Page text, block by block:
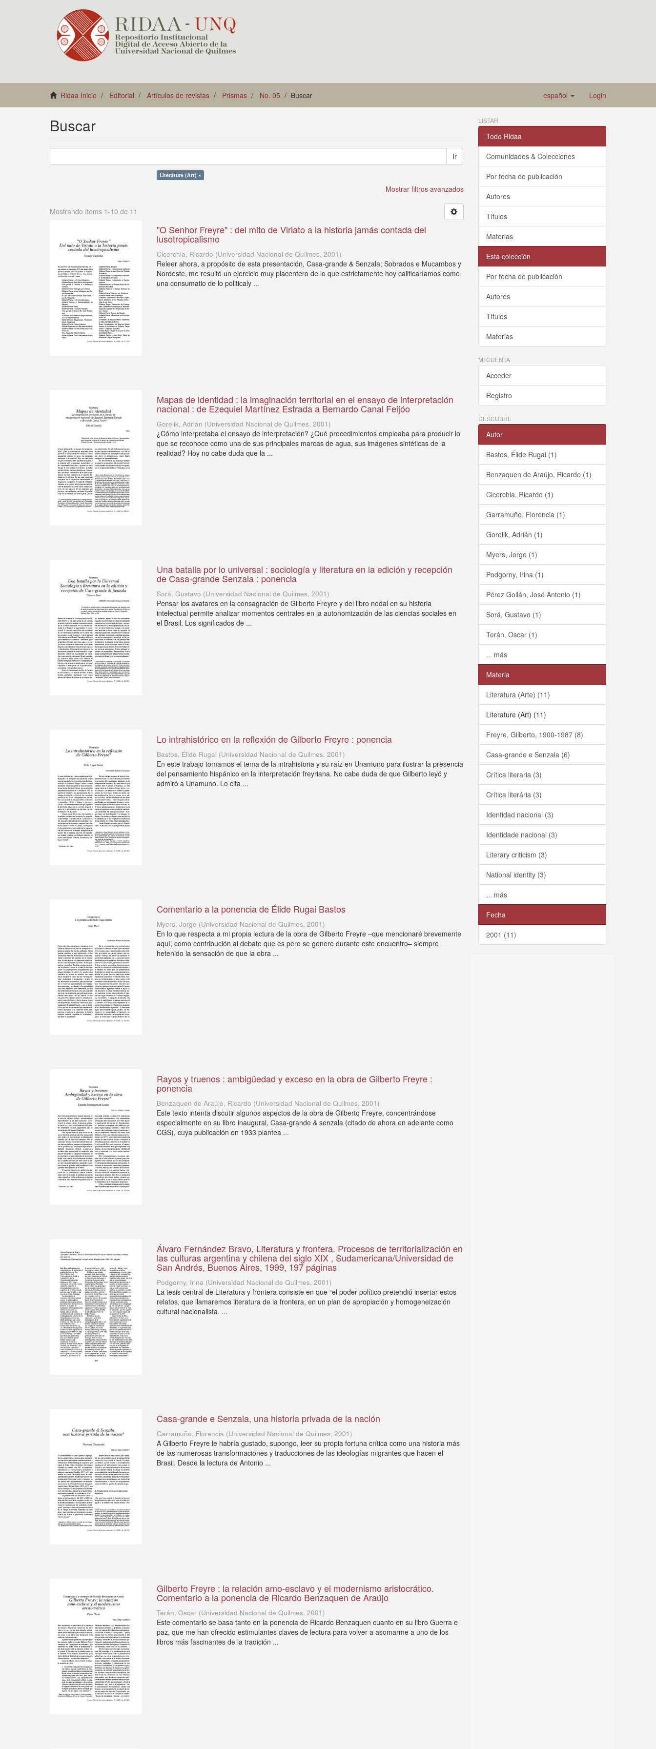
Ridaa Inicio Editorial Artículos de revistas Prismas No. 05 Buscar español Login
Buscar
Ir
Literature (Art) ×
Mostrar filtros avanzados
Mostrando ítems 1-10 de 11
"O Senhor Freyre" : del mito de Viriato a la historia jamás contada del
lusotropicalismo
Cicerchia, Ricardo (Universidad Nacional de Quilmes,2001)
Releer ahora, a propósito de esta presentación, Casa-grande & Senzala; Sobrados e Mucambos y
Nordeste, me resultó un ejercicio muy placentero de lo que estrictamente hoy calificaríamos como
una consumatio de lo politicaly ...
Mapas de identidad : la imaginación territorial en el ensayo de interpretación
nacional : de Ezequiel Martínez Estrada a Bernardo Canal Feijóo
Gorelik, Adrián (Universidad Nacional de Quilmes,2001)
¿Cómo interpretaba el ensayo de interpretación? ¿Qué procedimientos empleaba para producir lo
que se reconoce como una de sus principales marcas de agua, sus imágenes sintéticas de la
realidad? Hoy no cabe duda que la ...
Una batalla por lo universal : sociología y literatura en la edición y recepción
de Casa-grande Senzala : ponencia
Sorá, Gustavo (Universidad Nacional de Quilmes,2001)
Pensar los avatares en la consagración de Gilberto Freyre y del libro nodal en su historia
intelectual permite analizar momentos centrales en la autonomización de las ciencias sociales en
el Brasil. Los significados de ...
Lo intrahistórico en la reflexión de Gilberto Freyre : ponencia
Bastos, Élide Rugai (Universidad Nacional de Quilmes,2001)
En este trabajo tomamos el tema de la intrahistoria y su raíz en Unamuno para ilustrar la presencia
del pensamiento hispánico en la interpretación freyriana. No cabe duda de que Gilberto leyó y
admiró a Unamuno. Lo cita ...
Comentario a la ponencia de Élide Rugai Bastos
Myers, Jorge (Universidad Nacional de Quilmes,2001)
En lo que respecta a mi propia lectura de la obra de Gilberto Freyre –que mencionaré brevemente
aquí, como contribución al debate que es pero se genere durante este encuentro– siempre
hetenido la sensación de que la obra ...
Rayos y truenos : ambigüedad y exceso en la obra de Gilberto Freyre :
ponencia
Benzaquen de Araújo, Ricardo (Universidad Nacional de Quilmes,2001)
Este texto intenta discutir algunos aspectos de la obra de Gilberto Freyre, concentrándose
especialmente en su libro inaugural, Casa-grande & senzala (citado de ahora en adelante como
CGS), cuya publicación en 1933 plantea ...
Álvaro Fernández Bravo, Literatura y frontera. Procesos de territorialización en
las culturas argentina y chilena del siglo XIX , Sudamericana/Universidad de
San Andrés, Buenos Aires, 1999, 197 páginas
Podgorny, Irina (Universidad Nacional de Quilmes,2001)
La tesis central de Literatura y frontera consiste en que “el poder político pretendió insertar estos
relatos, que llamaremos literatura de la frontera, en un plan de apropiación y homogeneización
cultural nacionalista. ...
Casa-grande e Senzala, una historia privada de la nación
Garramuño, Florencia (Universidad Nacional de Quilmes,2001)
A Gilberto Freyre le habría gustado, supongo, leer su propia fortuna crítica como una historia más
de las numerosas transformaciones y traducciones de las ideologías migrantes que hacen el
Brasil. Desde la lectura de Antonio ...
Gilberto Freyre : la relación amo-esclavo y el modernismo aristocrático.
Comentario a la ponencia de Ricardo Benzaquen de Araújo
Terán, Oscar (Universidad Nacional de Quilmes,2001)
Este comentario se basa tanto en la ponencia de Ricardo Benzaquen cuanto en su libro Guerra e
paz, que me han ofrecido estimulantes claves de lectura para volver a asomarme a uno de los
libros más fascinantes de la tradición ...
LISTAR
Todo Ridaa
Comunidades & Colecciones
Por fecha de publicación
Autores
Títulos
Materias
Esta colección
Por fecha de publicación
Autores
Títulos
Materias
MI CUENTA
Acceder
Registro
DESCUBRE
Autor
Bastos, Élide Rugai (1)
Benzaquen de Araújo, Ricardo (1)
Cicerchia, Ricardo (1)
Garramuño, Florencia (1)
Gorelik, Adrián (1)
Myers, Jorge (1)
Podgorny, Irina (1)
Pérez Gollán, José Antonio (1)
Sorá, Gustavo (1)
Terán, Oscar (1)
... más
Materia
Literatura (Arte) (11)
Literature (Art) (11)
Freyre, Gilberto, 1900-1987 (8)
Casa-grande e Senzala (6)
Crítica literaria (3)
Crítica literária (3)
Identidad nacional (3)
Identidade nacional (3)
Literary criticism (3)
National identity (3)
... más
Fecha
2001 (11)